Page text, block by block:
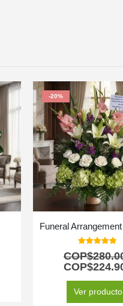
-20%
Funeral
5.00
COP$
COP$
Ver producto